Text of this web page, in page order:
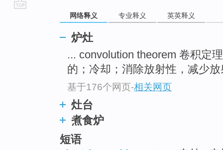
网络释义 专业释义 英英释义
炉灶
... convolution theorem 卷积定
的；冷却；消除放射性，减少
基于176个网页-相关网页
灶台
煮食炉
短语